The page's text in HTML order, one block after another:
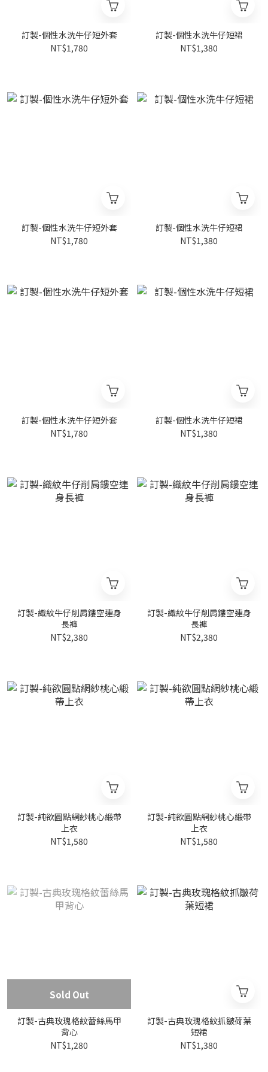
訂製-個性水洗牛仔短外套
NT$1,780
訂製-個性水洗牛仔短裙
NT$1,380
訂製-個性水洗牛仔短外套
NT$1,780
訂製-個性水洗牛仔短裙
NT$1,380
訂製-個性水洗牛仔短外套
NT$1,780
訂製-個性水洗牛仔短裙
NT$1,380
訂製-織紋牛仔削肩鏤空連身
長褲
NT$2,380
訂製-織紋牛仔削肩鏤空連身
長褲
NT$2,380
訂製-純欲圓點網紗桃心緞帶
上衣
NT$1,580
訂製-純欲圓點網紗桃心緞帶
上衣
NT$1,580
Sold Out
訂製-古典玫瑰格紋蕾絲馬甲
背心
NT$1,280
訂製-古典玫瑰格紋抓皺荷葉
短裙
NT$1,380